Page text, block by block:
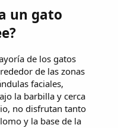
un gato
de los gatos
de las zonas
faciales,
la barbilla y cerca
no disfrutan tanto
y la base de la